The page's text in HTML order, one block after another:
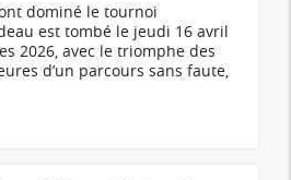
dominé le tournoi
est tombé le jeudi 16 avril
2026, avec le triomphe des
d’un parcours sans faute,